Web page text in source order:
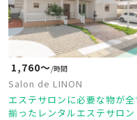
1,760〜/時間
Salon de LINON
エステサロンに必要な物が全
揃ったレンタルエステサロン